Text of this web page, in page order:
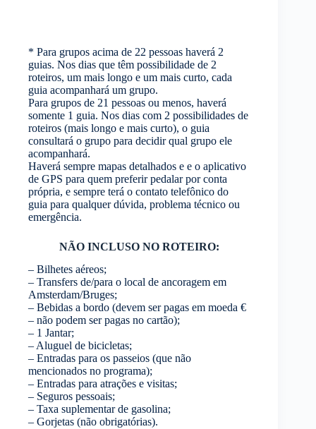
* Para grupos acima de 22 pessoas haverá 2
guias. Nos dias que têm possibilidade de 2
roteiros, um mais longo e um mais curto, cada
guia acompanhará um grupo.
Para grupos de 21 pessoas ou menos, haverá
somente 1 guia. Nos dias com 2 possibilidades de
roteiros (mais longo e mais curto), o guia
consultará o grupo para decidir qual grupo ele
acompanhará.
Haverá sempre mapas detalhados e e o aplicativo
de GPS para quem preferir pedalar por conta
própria, e sempre terá o contato telefônico do
guia para qualquer dúvida, problema técnico ou
emergência.
NÃO INCLUSO NO ROTEIRO:
– Bilhetes aéreos;
– Transfers de/para o local de ancoragem em
Amsterdam/Bruges;
– Bebidas a bordo (devem ser pagas em moeda €
– não podem ser pagas no cartão);
– 1 Jantar;
– Aluguel de bicicletas;
– Entradas para os passeios (que não
mencionados no programa);
– Entradas para atrações e visitas;
– Seguros pessoais;
– Taxa suplementar de gasolina;
– Gorjetas (não obrigatórias).